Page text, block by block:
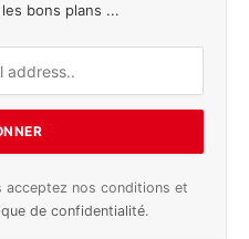
bons plans ...
acceptez nos conditions et
de confidentialité.